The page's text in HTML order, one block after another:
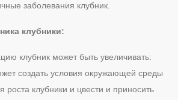
заболевания клубник.
клубники:
клубник может быть увеличивать:
создать условия окружающей среды
роста клубники и цвести и приносить